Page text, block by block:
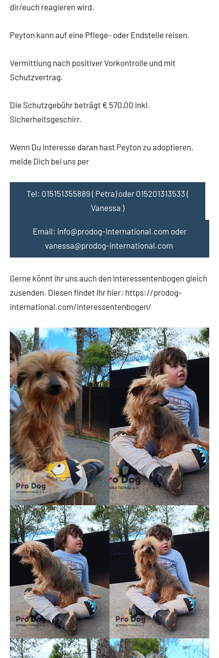
dir/euch reagieren wird.
Peyton kann auf eine Pflege- oder Endstelle reisen.
Vermittlung nach positiver Vorkontrolle und mit
Schutzvertrag.
Die Schutzgebühr beträgt € 570,00 inkl.
Sicherheitsgeschirr.
Wenn Du Interesse daran hast Peyton zu adoptieren,
melde Dich bei uns per
Tel: 015151355889 ( Petra) oder 015201313533 (
Vanessa )
Email: info@prodog-international.com oder
vanessa@prodog-international.com
Gerne könnt ihr uns auch den Interessentenbogen gleich
zusenden. Diesen findet ihr hier: https://prodog-
international.com/interessentenbogen/